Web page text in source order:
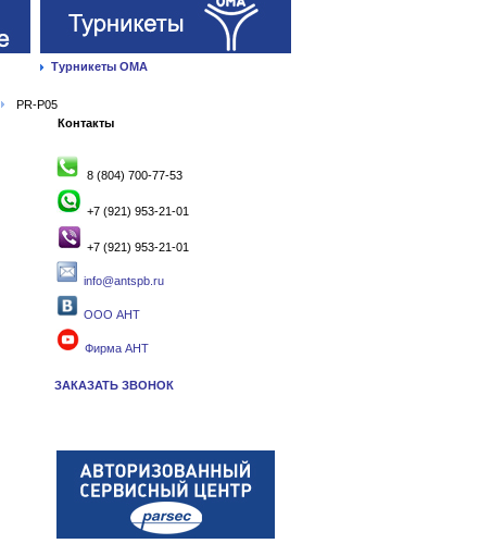
Турникеты ОМА
PR-P05
Контакты
8 (804) 700-77-53
+7 (921) 953-21-01
+7 (921) 953-21-01
info@antspb.ru
ООО АНТ
Фирма АНТ
ЗАКАЗАТЬ ЗВОНОК